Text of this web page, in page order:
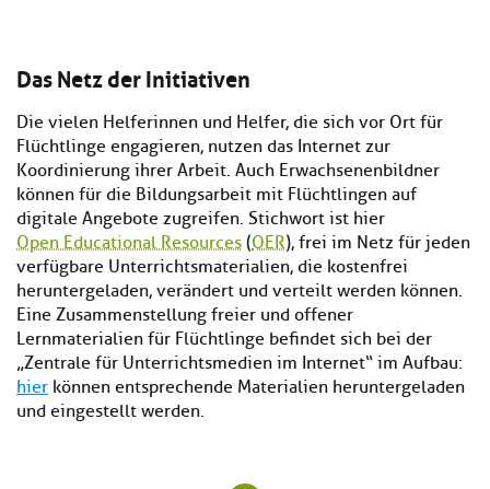
Das Netz der Initiativen
Die vielen Helferinnen und Helfer, die sich vor Ort für
Flüchtlinge engagieren, nutzen das Internet zur
Koordinierung ihrer Arbeit. Auch Erwachsenenbildner
können für die Bildungsarbeit mit Flüchtlingen auf
digitale Angebote zugreifen. Stichwort ist hier
Open Educational Resources (OER), frei im Netz für jeden
verfügbare Unterrichtsmaterialien, die kostenfrei
heruntergeladen, verändert und verteilt werden können.
Eine Zusammenstellung freier und offener
Lernmaterialien für Flüchtlinge befindet sich bei der
„Zentrale für Unterrichtsmedien im Internet“ im Aufbau:
hier können entsprechende Materialien heruntergeladen
und eingestellt werden.